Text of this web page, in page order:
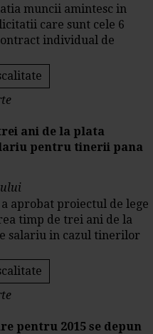
muncii amintesc in
care sunt cele 6
individual de
ani de la plata
pentru tinerii pana
aprobat proiectul de lege
timp de trei ani de la
salariu in cazul tinerilor
pentru 2015 se depun